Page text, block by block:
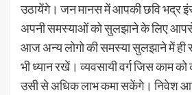
उठायेंगे। जन मानस में आपकी छवि भद्र
अपनी समस्याओं को सुलझाने के लिए
आज अन्य लोगो की समस्या सुलझाने में ही
भी ध्यान रखें। व्यवसायी वर्ग जिस काम
उसी से अधिक लाभ कमा सकेंगे। निवेश